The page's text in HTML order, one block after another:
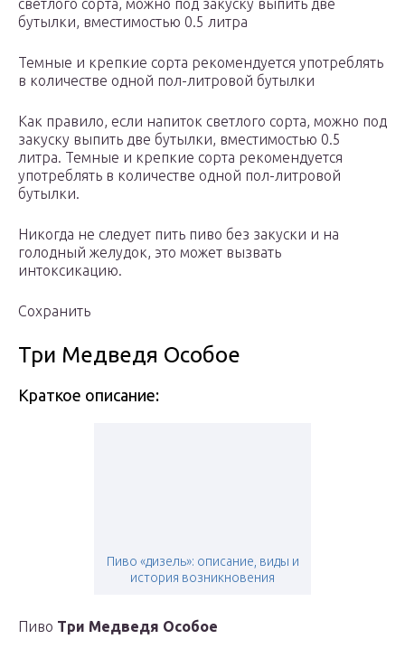
светлого сорта, можно под закуску выпить две
бутылки, вместимостью 0.5 литра
Темные и крепкие сорта рекомендуется употреблять
в количестве одной пол-литровой бутылки
Как правило, если напиток светлого сорта, можно под
закуску выпить две бутылки, вместимостью 0.5
литра. Темные и крепкие сорта рекомендуется
употреблять в количестве одной пол-литровой
бутылки.
Никогда не следует пить пиво без закуски и на
голодный желудок, это может вызвать
интоксикацию.
Сохранить
Три Медведя Особое
Краткое описание:
Пиво «дизель»: описание, виды и
история возникновения
Пиво Три Медведя Особое